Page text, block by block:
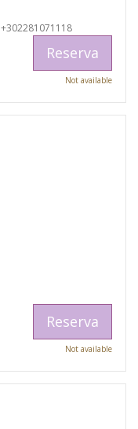
+302281071118
Reserva
Not available
Reserva
Not available